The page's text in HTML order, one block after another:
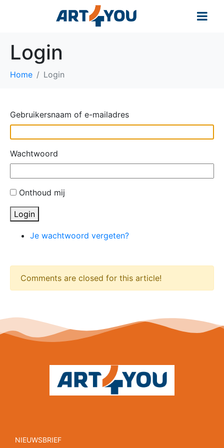
Login
Home Login
Gebruikersnaam of e-mailadres
Wachtwoord
Onthoud mij
Login
Je wachtwoord vergeten?
Comments are closed for this article!
NIEUWSBRIEF